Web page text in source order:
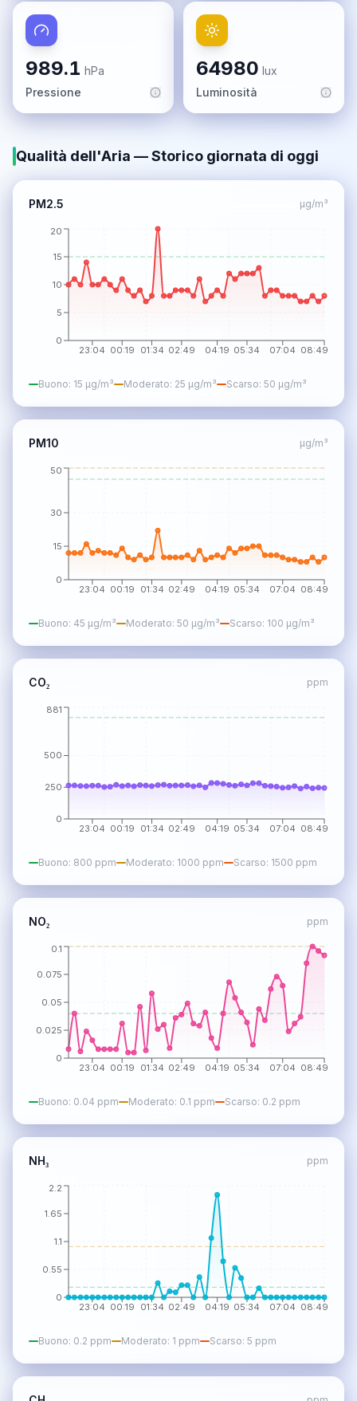
989.1 hPa
Pressione
64980 lux
Luminosità
Qualità dell'Aria — Storico giornata di oggi
PM2.5 µg/m³
23:04 00:19 01:34 02:49 04:19 05:34 07:04 08:49
0
5
10
15
20
Buono: 15 µg/m³ Moderato: 25 µg/m³ Scarso: 50 µg/m³
PM10 µg/m³
23:04 00:19 01:34 02:49 04:19 05:34 07:04 08:49
0
15
30
50
Buono: 45 µg/m³ Moderato: 50 µg/m³ Scarso: 100 µg/m³
CO₂ ppm
23:04 00:19 01:34 02:49 04:19 05:34 07:04 08:49
0
250
500
881
Buono: 800 ppm Moderato: 1000 ppm Scarso: 1500 ppm
NO₂ ppm
23:04 00:19 01:34 02:49 04:19 05:34 07:04 08:49
0
0.025
0.05
0.075
0.1
Buono: 0.04 ppm Moderato: 0.1 ppm Scarso: 0.2 ppm
NH₃ ppm
23:04 00:19 01:34 02:49 04:19 05:34 07:04 08:49
0
0.55
1.1
1.65
2.2
Buono: 0.2 ppm Moderato: 1 ppm Scarso: 5 ppm